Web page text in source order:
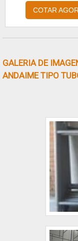
para atender
cada obra,
COTAR
GALERIA DE
ANDAIME TIPO